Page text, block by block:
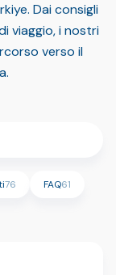
Dai consigli
viaggio, i nostri
verso il
76 FAQ61